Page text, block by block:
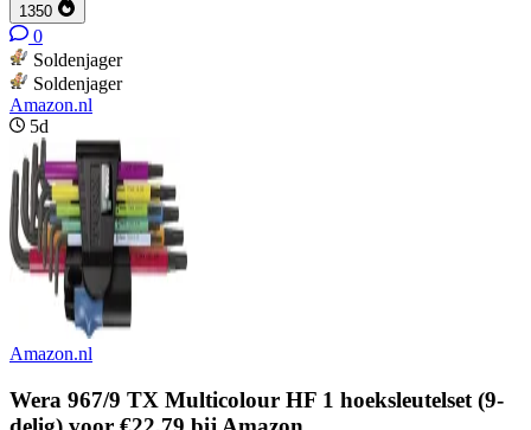
1350
0
Soldenjager
Soldenjager
Amazon.nl
5d
Amazon.nl
Wera 967/9 TX Multicolour HF 1 hoeksleutelset (9-